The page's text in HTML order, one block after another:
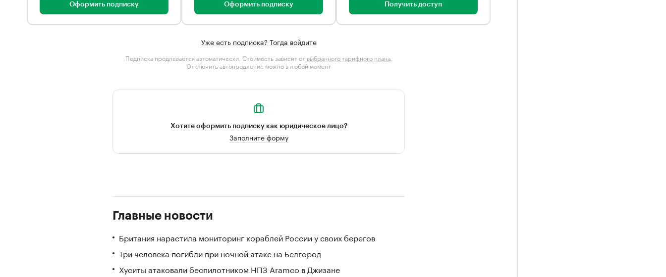
Оформить подписку Оформить подписку Получить доступ
Уже есть подписка? Тогда войдите
Подписка продлевается автоматически. Стоимость зависит от выбранного тарифного плана.
Отключить автопродление можно в любой момент
Хотите оформить подписку как юридическое лицо?
Заполните форму
Главные новости
Британия нарастила мониторинг кораблей России у своих берегов
Три человека погибли при ночной атаке на Белгород
Хуситы атаковали беспилотником НПЗ Aramco в Джизане